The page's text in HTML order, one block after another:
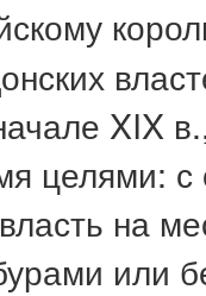
XIX
целями:
на
или